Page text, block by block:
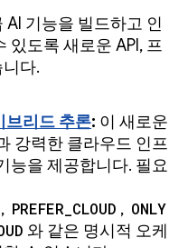
기능을 빌드하고 인
있도록 새로운 API, 프
다.
리드 추론: 이 새로운
강력한 클라우드 인프
능을 제공합니다. 필요
, PREFER_CLOUD , ONLY
와 같은 명시적 오케